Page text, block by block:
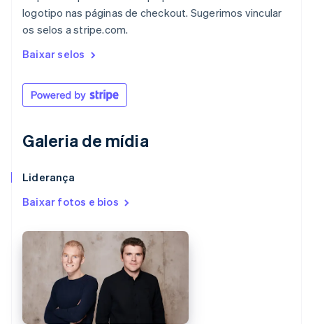
logotipo nas páginas de checkout. Sugerimos vincular
os selos a stripe.com.
Baixar selos
Galeria de mídia
Liderança
Baixar fotos e bios
简体中文
Malta
English
EspañolEnglish
Nova Zelândia
Nederlands English
English
PortuguêsEnglish
English简体中文
Reino Unido
English
República Tcheca
English
Romênia
English